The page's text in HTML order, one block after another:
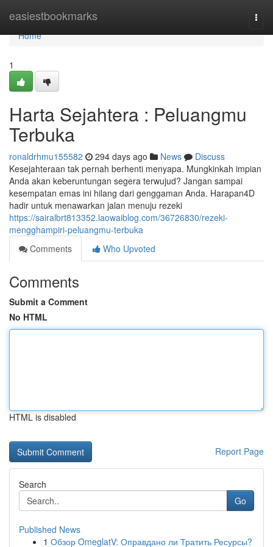
easiestbookmarks
Home
Home
1
Harta Sejahtera : Peluangmu
Terbuka
ronaldrhmu155582 294 days ago News
Discuss
Kesejahteraan tak pernah berhenti menyapa. Mungkinkah impian
Anda akan keberuntungan segera terwujud? Jangan sampai
kesempatan emas ini hilang dari genggaman Anda. Harapan4D
hadir untuk menawarkan jalan menuju rezeki
https://sairalbrt813352.laowaiblog.com/36726830/rezeki-
mengghampiri-peluangmu-terbuka
Comments
Who Upvoted
Comments
Submit a Comment
No HTML
HTML is disabled
Report Page
Search
Go
Published News
1 Обзор OmeglatV: Оправдано ли Тратить Ресурсы?